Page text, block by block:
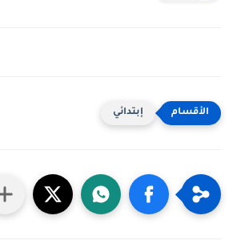
إبتدائي